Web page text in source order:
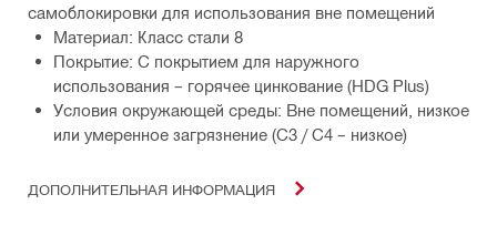
самоблокировки для использования вне помещений
Материал: Класс стали 8
Покрытие: С покрытием для наружного
использования – горячее цинкование (HDG Plus)
Условия окружающей среды: Вне помещений, низкое
или умеренное загрязнение (C3 / C4 – низкое)
ДОПОЛНИТЕЛЬНАЯ ИНФОРМАЦИЯ